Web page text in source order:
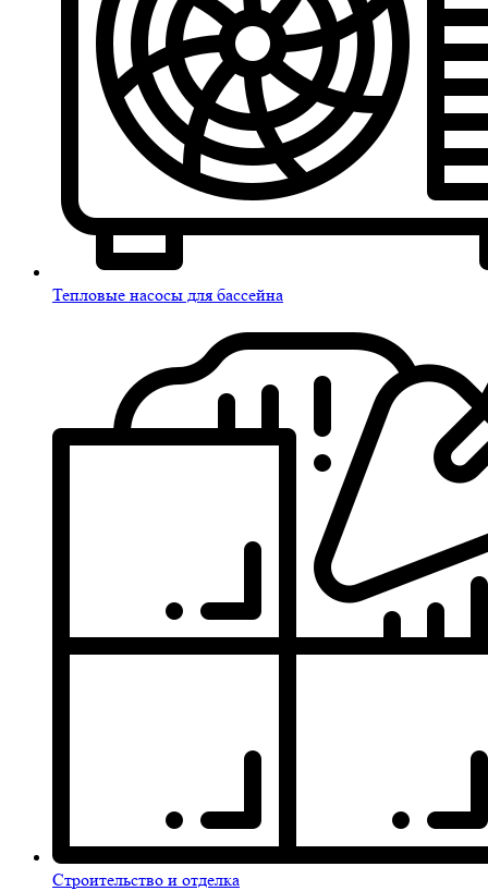
Тепловые насосы для бассейна
Строительство и отделка